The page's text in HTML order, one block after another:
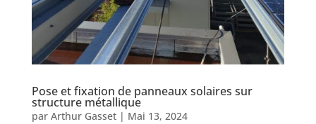
Pose et fixation de panneaux solaires sur
structure métallique
par Arthur Gasset| Mai 13, 2024